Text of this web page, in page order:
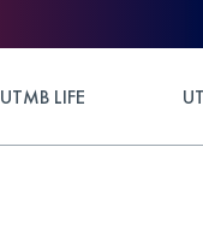
UTMB LIFE